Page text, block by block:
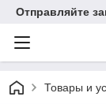
Отправляйте
Товары и